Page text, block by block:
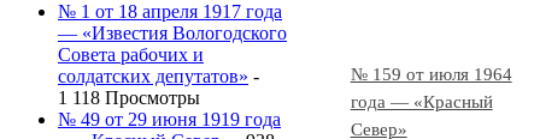
№ 159 от июля 1964
года — «Красный
Север»
№ 1 от 18 апреля 1917 года
— «Известия Вологодского
Совета рабочих и
солдатских депутатов» -
1 118 Просмотры
№ 49 от 29 июня 1919 года